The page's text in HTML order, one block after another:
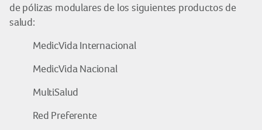
de pólizas modulares de los siguientes productos de
salud:
MedicVida Internacional
MedicVida Nacional
MultiSalud
Red Preferente